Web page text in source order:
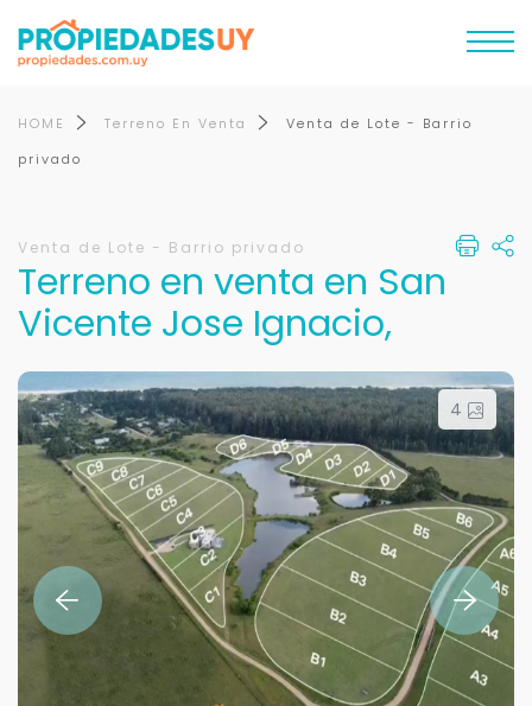
HOME Terreno En Venta
Venta de Lote - Barrio
privado
Venta de Lote - Barrio privado
Terreno en venta en San
Vicente Jose Ignacio,
4